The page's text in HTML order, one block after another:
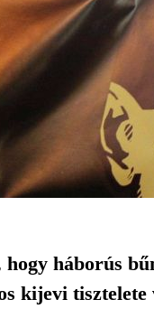
háborús
kijevi